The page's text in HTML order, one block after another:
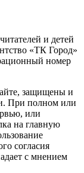
и детей
«ТК Город»
номер
защищены и
При полном или
или
на главную
согласия
с мнением